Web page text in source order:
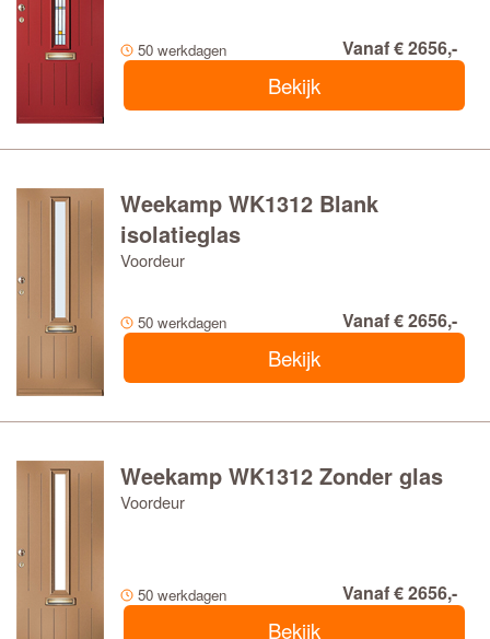
50 werkdagen Vanaf € 2656,-
Bekijk
Weekamp WK1312 Blank
isolatieglas
Voordeur
50 werkdagen Vanaf € 2656,-
Bekijk
Weekamp WK1312 Zonder glas
Voordeur
50 werkdagen Vanaf € 2656,-
Bekijk